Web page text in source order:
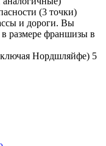
(3 точки)
и дороги. Вы
в размере франшизы в
Нордшляйфе) 5